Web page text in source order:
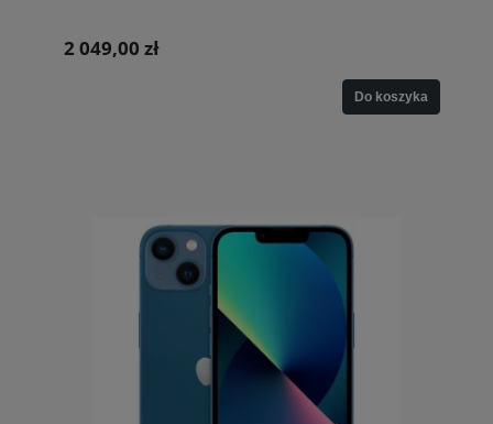
2 049,00 zł
Do koszyka